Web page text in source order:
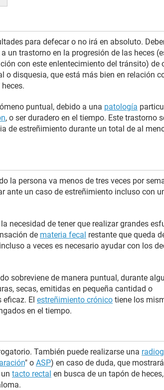
para defecar o no irá en absoluto.
un trastorno en la progresión de las heces
con este enlentecimiento del tránsito) de
o disquesia, que está más bien en relación
puntual, debido a una patología
, o ser duradero en el tiempo. Este trastorno
de estreñimiento durante un total de al
la persona va menos de tres veces por
ante un caso de estreñimiento incluso con
necesidad de tener que realizar grandes
de materia fecal restante que queda
a veces es necesario ayudar con los
sobreviene de manera puntual, durante
secas, emitidas en pequeña cantidad o
eficaz. El estreñimiento crónico tiene los
en el tiempo.
También puede realizarse una
" o ASP) en caso de duda, que
tacto rectal en busca de un tapón de heces,